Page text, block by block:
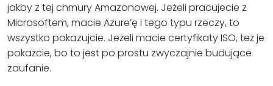
jakby z tej chmury Amazonowej. Jeżeli pracujecie z
Microsoftem, macie Azure’ę i tego typu rzeczy, to
wszystko pokazujcie. Jeżeli macie certyfikaty ISO, też je
pokażcie, bo to jest po prostu zwyczajnie budujące
zaufanie.